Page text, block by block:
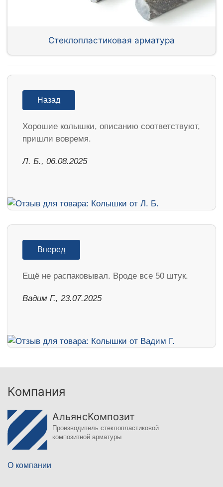
Стеклопластиковая арматура
Назад
Хорошие колышки, описанию соответствуют,
пришли вовремя.
Л. Б., 06.08.2025
Вперед
Ещё не распаковывал. Вроде все 50 штук.
Вадим Г., 23.07.2025
Компания
АльянсКомпозит
Производитель стеклопластиковой
композитной арматуры
О компании